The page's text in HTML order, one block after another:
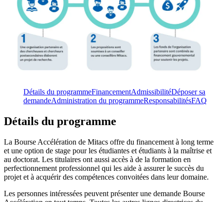
Détails du programmeFinancementAdmissibilitéDéposer sa
demandeAdministration du programmeResponsabilitésFAQ
Détails du programme
La Bourse Accélération de Mitacs offre du financement à long terme
et une option de stage pour les étudiantes et étudiants à la maîtrise et
au doctorat. Les titulaires ont aussi accès à de la formation en
perfectionnement professionnel qui les aide à assurer le succès du
projet et à acquérir des compétences convoitées dans leur domaine.
Les personnes intéressées peuvent présenter une demande Bourse